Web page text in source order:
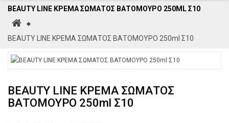
Καλάθι
Αγορών
Megamenu
BEAUTY LINE ΚΡΕΜΑ ΣΩΜΑΤΟΣ ΒΑΤΟΜΟΥΡΟ 250ML Σ10
Αρχική
BEAUTY LINE ΚΡΕΜΑ ΣΩΜΑΤΟΣ ΒΑΤΟΜΟΥΡΟ 250ml Σ10
BEAUTY LINE ΚΡΕΜΑ ΣΩΜΑΤΟΣ
ΒΑΤΟΜΟΥΡΟ 250ml Σ10